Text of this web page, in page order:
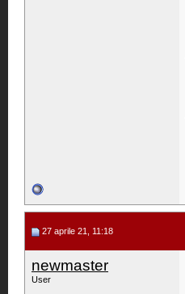
27 aprile 21, 11:18
newmaster
User